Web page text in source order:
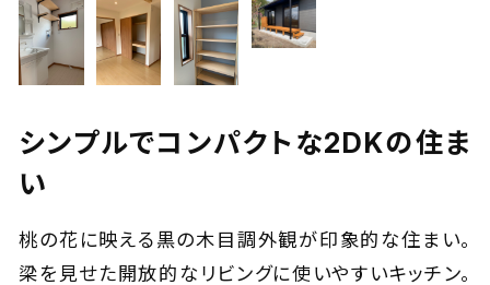
シンプルでコンパクトな2DKの住ま
桃の花に映える黒の木目調外観が印象的な住まい。